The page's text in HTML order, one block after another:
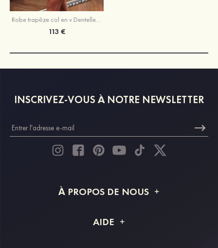
Robe trapèze col en v Dentelle courte/mini robe de fête de la rentrée
113 €
INSCRIVEZ-VOUS À NOTRE NEWSLETTER
À PROPOS DE NOUS
Livraison
AIDE